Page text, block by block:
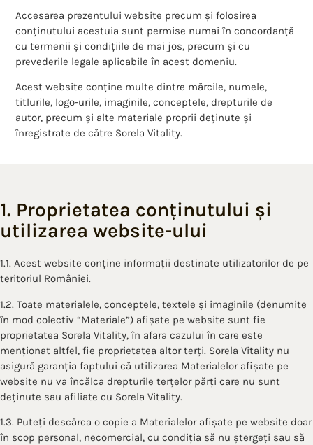
Accesarea prezentului website precum și folosirea
conținutului acestuia sunt permise numai în concordanță
cu termenii și condițiile de mai jos, precum și cu
prevederile legale aplicabile în acest domeniu.
Acest website conține multe dintre mărcile, numele,
titlurile, logo-urile, imaginile, conceptele, drepturile de
autor, precum și alte materiale proprii deținute și
înregistrate de către Sorela Vitality.
1. Proprietatea conținutului și
utilizarea website-ului
1.1. Acest website conține informații destinate utilizatorilor de pe
teritoriul României.
1.2. Toate materialele, conceptele, textele și imaginile (denumite
în mod colectiv “Materiale”) afișate pe website sunt fie
proprietatea Sorela Vitality, în afara cazului în care este
menționat altfel, fie proprietatea altor terți. Sorela Vitality nu
asigură garanția faptului că utilizarea Materialelor afișate pe
website nu va încălca drepturile terțelor părți care nu sunt
deținute sau afiliate cu Sorela Vitality.
1.3. Puteți descărca o copie a Materialelor afișate pe website doar
în scop personal, necomercial, cu condiția să nu ștergeți sau să